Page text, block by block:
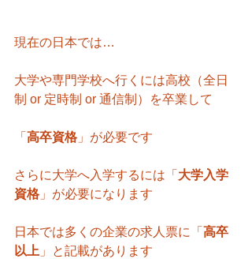
現在の日本では…
大学や専門学校へ行くには高校（全日
制 or 定時制 or 通信制）を卒業して
「 高卒資格」が必要です
さらに大学へ入学するには「 大学入学
資格」が必要になります
日本では多くの企業の求人票に「 高卒
以上 」と記載があります